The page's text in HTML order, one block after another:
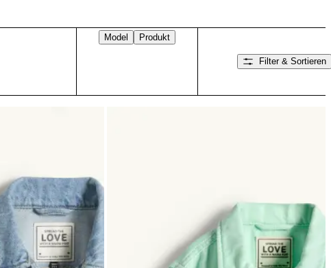
Model Produkt
Filter & Sortieren